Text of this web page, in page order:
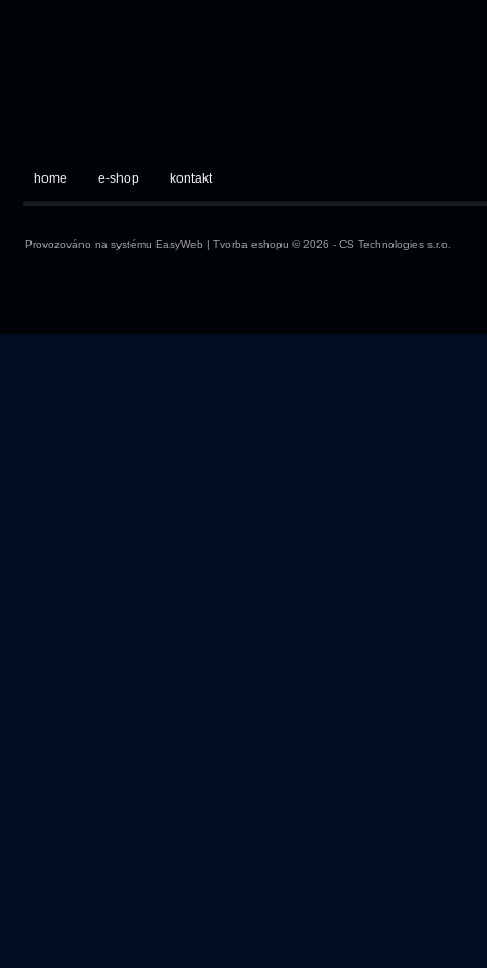
home e-shop kontakt
Provozováno na systému EasyWeb | Tvorba eshopu © 2026 - CS Technologies s.r.o.